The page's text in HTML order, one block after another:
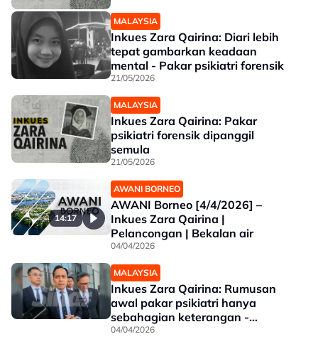
MALAYSIA
Inkues Zara Qairina: Diari lebih
tepat gambarkan keadaan
mental - Pakar psikiatri forensik
21/05/2026
MALAYSIA
Inkues Zara Qairina: Pakar
psikiatri forensik dipanggil
semula
21/05/2026
14:17
AWANI BORNEO
AWANI Borneo [4/4/2026] –
Inkues Zara Qairina |
Pelancongan | Bekalan air
04/04/2026
MALAYSIA
Inkues Zara Qairina: Rumusan
awal pakar psikiatri hanya
sebahagian keterangan -
Peguam
04/04/2026